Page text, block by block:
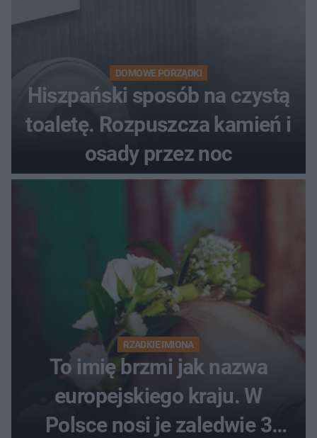
DOMOWE PORZĄDKI
Hiszpański sposób na czystą
toaletę. Rozpuszcza kamień i
osady przez noc
RZADKIE IMIONA
To imię brzmi jak nazwa
europejskiego kraju. W
Polsce nosi je zaledwie 3